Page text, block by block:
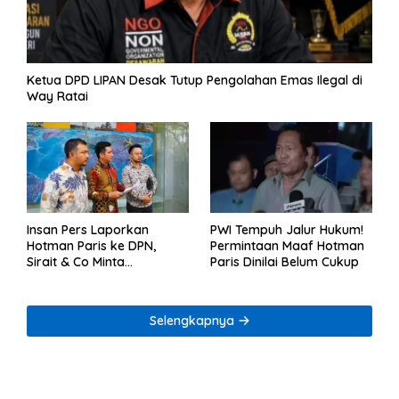
Ketua DPD LIPAN Desak Tutup Pengolahan Emas Ilegal di
Way Ratai
Insan Pers Laporkan
Hotman Paris ke DPN,
Sirait & Co Minta
PWI Tempuh Jalur Hukum!
Permintaan Maaf Hotman
Paris Dinilai Belum Cukup
Selengkapnya